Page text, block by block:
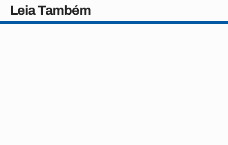
Leia Também